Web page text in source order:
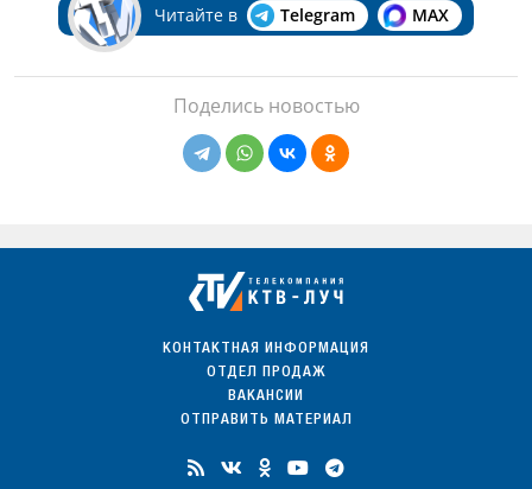
Читайте в Telegram MAX
Поделись новостью
КОНТАКТНАЯ ИНФОРМАЦИЯ
ОТДЕЛ ПРОДАЖ
ВАКАНСИИ
ОТПРАВИТЬ МАТЕРИАЛ